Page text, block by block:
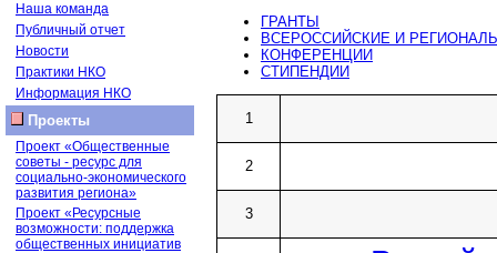
Наша команда
Публичный отчет
Новости
Практики НКО
Информация НКО
Проекты
Проект «Общественные
советы - ресурс для
социально-экономического
развития региона»
Проект «Ресурсные
возможности: поддержка
общественных инициатив
ГРАНТЫ
ВСЕРОССИЙСКИЕ И
КОНФЕРЕНЦИИ
СТИПЕНДИИ
1
2
3